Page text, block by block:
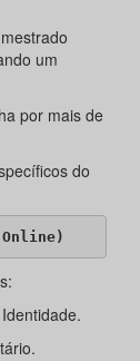
um
por mais de
do
Online)